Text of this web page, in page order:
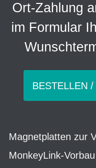
Ort-Zahlung
im Formular
BESTELLEN
Magnetplatten zur
MonkeyLink-